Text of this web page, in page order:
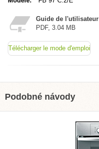
Guide de l'utilisateur
PDF, 3.04 MB
Télécharger le mode d'emploi
Podobné návody